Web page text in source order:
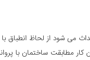
می شود از لحاظ انطباق با
مطابقت ساختمان با